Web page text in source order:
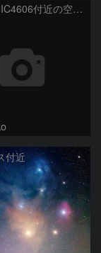
IC4605 & IC4606付近の空域 240705
付近